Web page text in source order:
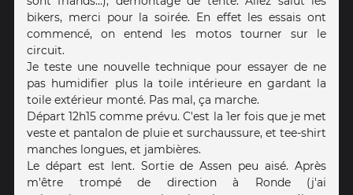
bikers, merci pour la soirée. En effet les essais ont
commencé, on entend les motos tourner sur le
circuit.
Je teste une nouvelle technique pour essayer de ne
pas humidifier plus la toile intérieure en gardant la
toile extérieur monté. Pas mal, ça marche.
Départ 12h15 comme prévu. C'est la 1er fois que je met
veste et pantalon de pluie et surchaussure, et tee-shirt
manches longues, et jambières.
Le départ est lent. Sortie de Assen peu aisé. Après
m'être trompé de direction à Ronde (j'ai